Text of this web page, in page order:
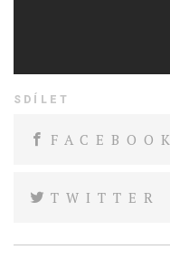
SDÍLET
FACEBOOK
TWITTER